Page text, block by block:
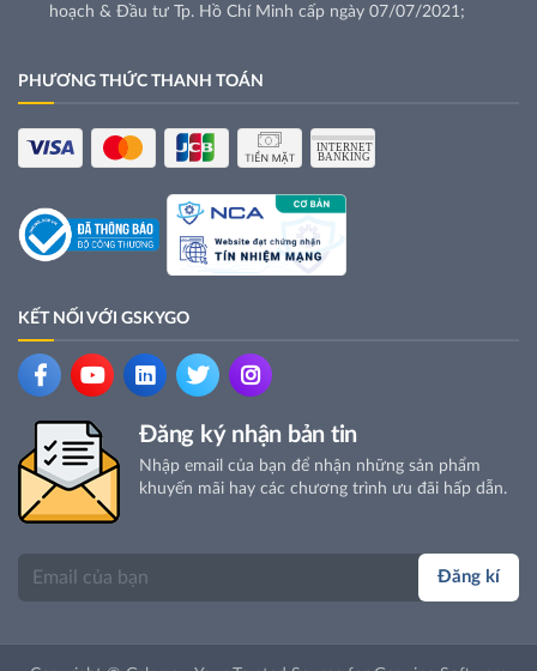
hoạch & Đầu tư Tp. Hồ Chí Minh cấp ngày 07/07/2021;
PHƯƠNG THỨC THANH TOÁN
KẾT NỐI VỚI GSKYGO
Đăng ký nhận bản tin
Nhập email của bạn để nhận những sản phẩm
khuyến mãi hay các chương trình ưu đãi hấp dẫn.
Đăng kí